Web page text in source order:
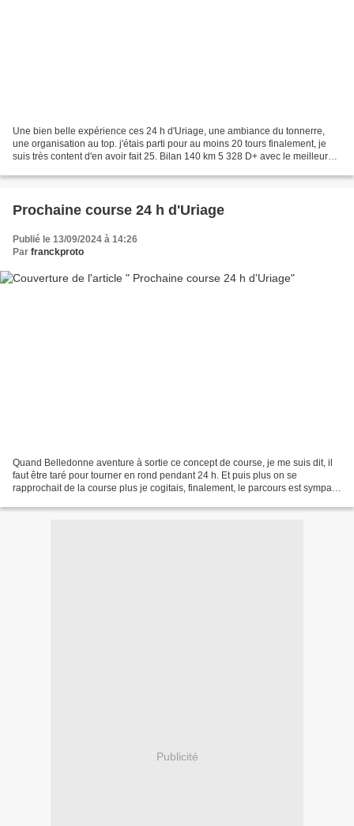
Une bien belle expérience ces 24 h d'Uriage, une ambiance du tonnerre,
une organisation au top. j'étais parti pour au moins 20 tours finalement, je
suis très content d'en avoir fait 25. Bilan 140 km 5 328 D+ avec le meilleur
Prochaine course 24 h d'Uriage
Publié le 13/09/2024 à 14:26
Par franckproto
Quand Belledonne aventure à sortie ce concept de course, je me suis dit, il
faut être taré pour tourner en rond pendant 24 h. Et puis plus on se
rapprochait de la course plus je cogitais, finalement, le parcours est sympa, il
Publicité